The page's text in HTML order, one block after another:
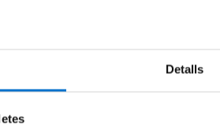
Detalls